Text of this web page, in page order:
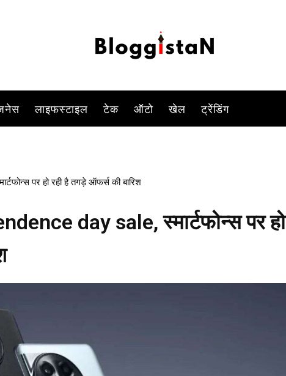
लाइफस्टाइल टेक ऑटो खेल ट्रेंडिंग
पर हो रही है तगड़े ऑफर्स की बारिश
day sale, स्मार्टफोन्स पर हो